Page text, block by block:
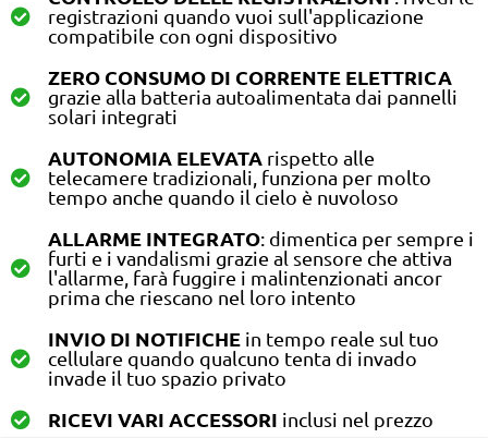
registrazioni quando vuoi sull'applicazione
compatibile con ogni dispositivo
ZERO CONSUMO DI CORRENTE ELETTRICA
grazie alla batteria autoalimentata dai pannelli
solari integrati
AUTONOMIA ELEVATArispetto alle
telecamere tradizionali, funziona per molto
tempo anche quando il cielo è nuvoloso
ALLARME INTEGRATO: dimentica per sempre i
furti e i vandalismi grazie al sensore che attiva
l'allarme, farà fuggire i malintenzionati ancor
prima che riescano nel loro intento
INVIO DI NOTIFICHEin tempo reale sul tuo
cellulare quando qualcuno tenta di invado
invade il tuo spazio privato
RICEVI VARI ACCESSORI inclusi nel prezzo